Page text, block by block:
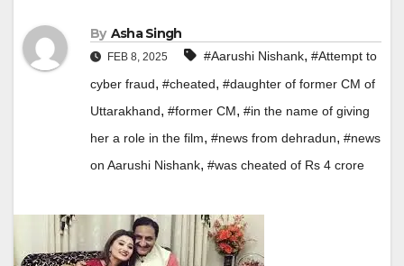
By Asha Singh
FEB 8, 2025 #Aarushi Nishank, #Attempt to
cyber fraud, #cheated, #daughter of former CM of
Uttarakhand, #former CM, #in the name of giving
her a role in the film, #news from dehradun, #news
on Aarushi Nishank, #was cheated of Rs 4 crore